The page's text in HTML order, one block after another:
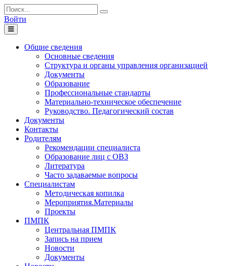
Войти
Toggle
navigation
Общие сведения
Основные сведения
Структура и органы управления организацией
Документы
Образование
Профессиональные стандарты
Материально-техническое обеспечение
Руководство. Педагогический состав
Документы
Контакты
Родителям
Рекомендации специалиста
Образование лиц с ОВЗ
Литература
Часто задаваемые вопросы
Специалистам
Методическая копилка
Мероприятия.Материалы
Проекты
ПМПК
Центральная ПМПК
Запись на прием
Новости
Документы